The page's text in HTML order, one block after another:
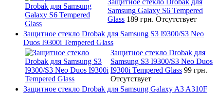
Samsung Galaxy S6 Tempered
Glass 189 грн. Отсутствует
Защитное стекло Drobak для Samsung S3 I9300/S3 Neo
Duos I9300i Tempered Glass
Защитное стекло Drobak для
Samsung S3 I9300/S3 Neo Duos
I9300i Tempered Glass 99 грн.
Отсутствует
Защитное стекло Drobak для Samsung Galaxy A3 A310F